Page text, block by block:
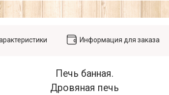
Информация для заказа
Печь банная.
Дровяная печь